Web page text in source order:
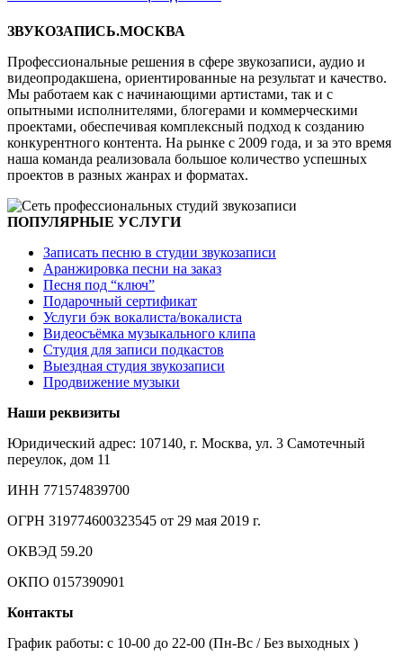
ЗВУКОЗАПИСЬ.МОСКВА
Профессиональные решения в сфере звукозаписи, аудио и
видеопродакшена, ориентированные на результат и качество.
Мы работаем как с начинающими артистами, так и с
опытными исполнителями, блогерами и коммерческими
проектами, обеспечивая комплексный подход к созданию
конкурентного контента. На рынке с 2009 года, и за это время
наша команда реализовала большое количество успешных
проектов в разных жанрах и форматах.
ПОПУЛЯРНЫЕ УСЛУГИ
Записать песню в студии звукозаписи
Аранжировка песни на заказ
Песня под “ключ”
Подарочный сертификат
Услуги бэк вокалиста/вокалиста
Видеосъёмка музыкального клипа
Студия для записи подкастов
Выездная студия звукозаписи
Продвижение музыки
Наши реквизиты
Юридический адрес: 107140, г. Москва, ул. 3 Самотечный
переулок, дом 11
ИНН 771574839700
ОГРН 319774600323545 от 29 мая 2019 г.
ОКВЭД 59.20
ОКПО 0157390901
Контакты
График работы: c 10-00 до 22-00 (Пн-Вс / Без выходных )